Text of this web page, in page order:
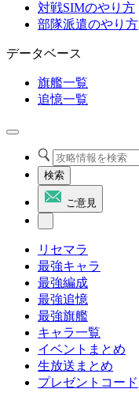
対戦SIMのやり方
部隊派遣のやり方
データベース
旗艦一覧
追憶一覧
検索
ご意見
リセマラ
最強キャラ
最強編成
最強追憶
最強旗艦
キャラ一覧
イベントまとめ
生放送まとめ
プレゼントコード